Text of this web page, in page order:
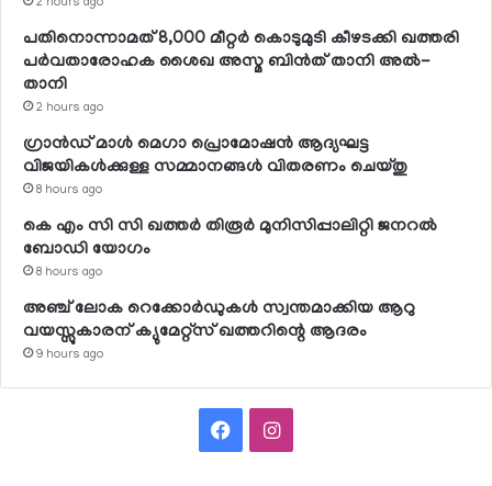
2 hours ago
പതിനൊന്നാമത് 8,000 മീറ്റര്‍ കൊടുമുടി കീഴടക്കി ഖത്തരി
പര്‍വതാരോഹക ശൈഖ അസ്മ ബിന്‍ത് താനി അല്‍-
താനി
2 hours ago
ഗ്രാന്‍ഡ് മാള്‍ മെഗാ പ്രൊമോഷന്‍ ആദ്യഘട്ട
വിജയികള്‍ക്കുള്ള സമ്മാനങ്ങള്‍ വിതരണം ചെയ്തു
8 hours ago
കെ എം സി സി ഖത്തര്‍ തിരൂര്‍ മുനിസിപ്പാലിറ്റി ജനറല്‍
ബോഡി യോഗം
8 hours ago
അഞ്ച് ലോക റെക്കോര്‍ഡുകള്‍ സ്വന്തമാക്കിയ ആറു
വയസ്സുകാരന് ക്യുമേറ്റ്‌സ് ഖത്തറിന്റെ ആദരം
9 hours ago
FacebookInstagram